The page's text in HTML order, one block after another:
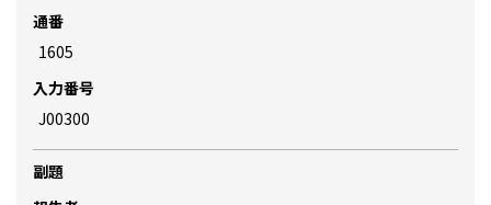
通番
1605
入力番号
J00300
副題